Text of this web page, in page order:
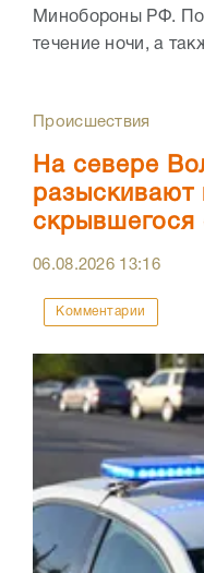
Минобороны РФ.
течение ночи, а
Происшествия
На севере
разыскивают
скрывшегося
06.08.2026 13:16
Комментарии